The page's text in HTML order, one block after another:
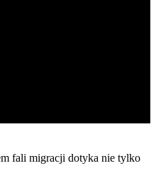
fali migracji dotyka nie tylko